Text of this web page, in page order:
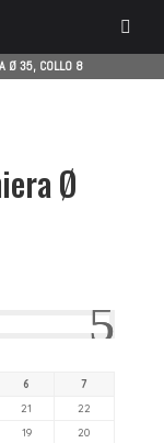
Ø 35, COLLO 8
Ø
6
7
21
22
19
20